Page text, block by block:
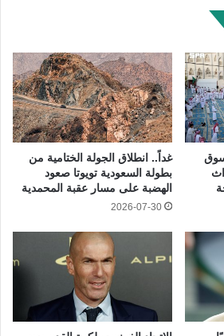
سوق
غداً.. انطلاق الجولة الختامية من
بطولة السعودية تويوتا صعود
الهضبة على مسار عقبة المحمدية
2026-07-30